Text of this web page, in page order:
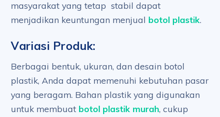
masyarakat yang tetap stabil dapat
menjadikan keuntungan menjual botol plastik.
Variasi Produk:
Berbagai bentuk, ukuran, dan desain botol
plastik, Anda dapat memenuhi kebutuhan pasar
yang beragam. Bahan plastik yang digunakan
untuk membuat botol plastik murah, cukup